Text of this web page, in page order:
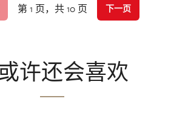
第 1 页，共 10 页 下一页
许还会喜欢